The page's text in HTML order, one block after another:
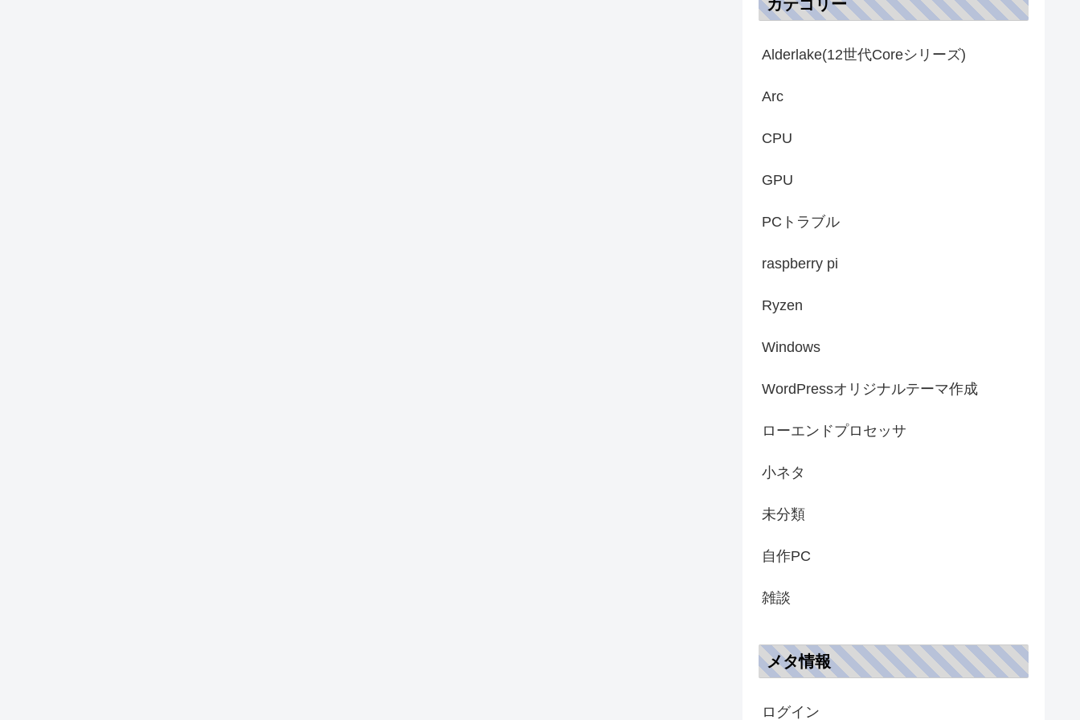
カテゴリー
Alderlake(12世代Coreシリーズ)
Arc
CPU
GPU
PCトラブル
raspberry pi
Ryzen
Windows
WordPressオリジナルテーマ作成
ローエンドプロセッサ
小ネタ
未分類
自作PC
雑談
メタ情報
ログイン